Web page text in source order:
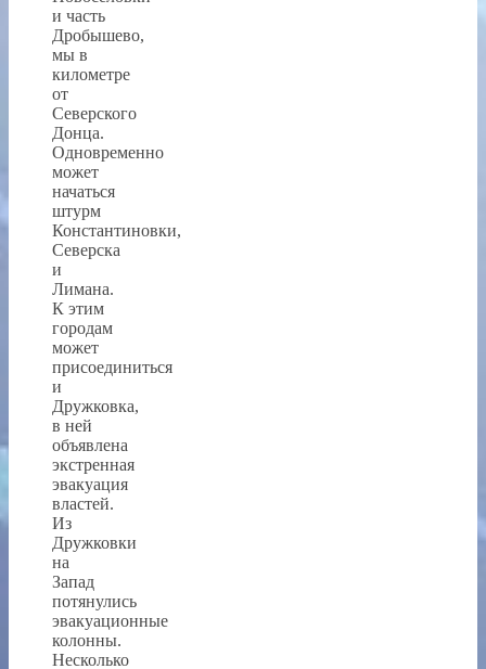
и часть
Дробышево,
мы в
километре
от
Северского
Донца.
Одновременно
может
начаться
штурм
Константиновки,
Северска
и
Лимана.
К этим
городам
может
присоединиться
и
Дружковка,
в ней
объявлена
экстренная
эвакуация
властей.
Из
Дружковки
на
Запад
потянулись
эвакуационные
колонны.
Несколько